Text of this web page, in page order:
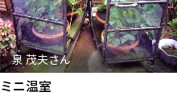
泉 茂夫さん
ミニ温室